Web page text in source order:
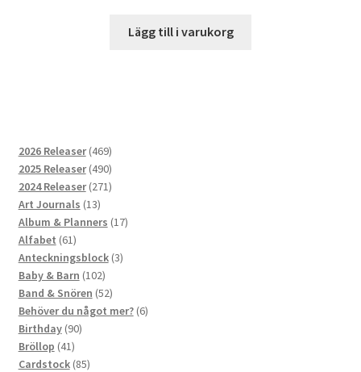
Lägg till i varukorg
2026 Releaser 469469
produkter
2025 Releaser 490490
produkter
2024 Releaser 271271
Art Journals 1313
produkter
Album & Planners 1717
Alfabet 6161
produkter
Anteckningsblock 33
Baby & Barn 102102
produkter
Band & Snören 5252
produkter
Behöver du något mer? 66
Birthday 9090
Bröllop 4141
produkter
Cardstock 8585